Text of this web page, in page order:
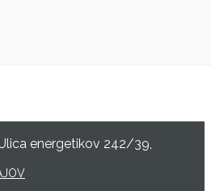
energetikov 242/39,